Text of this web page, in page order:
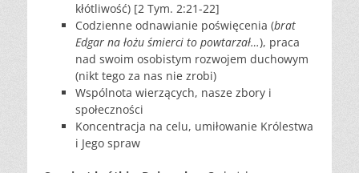
kłótliwość) [2 Tym. 2:21-22]
Codzienne odnawianie poświęcenia (brat
Edgar na łożu śmierci to powtarzał…), praca
nad swoim osobistym rozwojem duchowym
(nikt tego za nas nie zrobi)
Wspólnota wierzących, nasze zbory i
społeczności
Koncentracja na celu, umiłowanie Królestwa
i Jego spraw